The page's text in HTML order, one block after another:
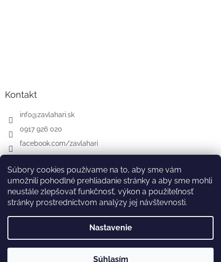
Súbory cookies používame na to, aby sme vám
umožnili pohodlné prehliadanie stránky a aby sme mohli
neustále zlepšovať funkčnosť, výkon a použiteľnosť
stránky prostredníctvom analýzy jej návštevnosti.
Nastavenie
Súhlasím
Kontakt
info@zavlahari.sk
0917 926 020
facebook.com/zavlahari
GARDENA McCULLOCH CZ AT DE
Vytvoril Shoptet
zavlahari.sk. Všetky práva vyhradené.